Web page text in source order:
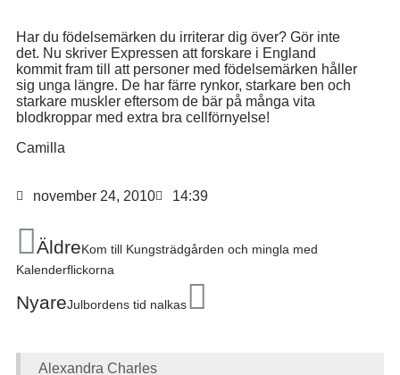
Har du födelsemärken du irriterar dig över? Gör inte
det. Nu skriver Expressen att forskare i England
kommit fram till att personer med födelsemärken håller
sig unga längre. De har färre rynkor, starkare ben och
starkare muskler eftersom de bär på många vita
blodkroppar med extra bra cellförnyelse!
Camilla
november 24, 2010 14:39
ÄldreKom till Kungsträdgården och mingla med
Kalenderflickorna
NyareJulbordens tid nalkas
Alexandra Charles